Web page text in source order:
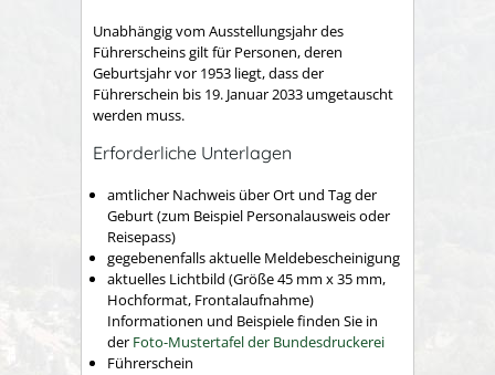
Unabhängig vom Ausstellungsjahr des
Führerscheins gilt für Personen, deren
Geburtsjahr vor 1953 liegt, dass der
Führerschein bis 19. Januar 2033 umgetauscht
werden muss.
Erforderliche Unterlagen
amtlicher Nachweis über Ort und Tag der
Geburt (zum Beispiel Personalausweis oder
Reisepass)
gegebenenfalls aktuelle Meldebescheinigung
aktuelles Lichtbild (Größe 45 mm x 35 mm,
Hochformat, Frontalaufnahme)
Informationen und Beispiele finden Sie in
der Foto-Mustertafel der Bundesdruckerei
Führerschein